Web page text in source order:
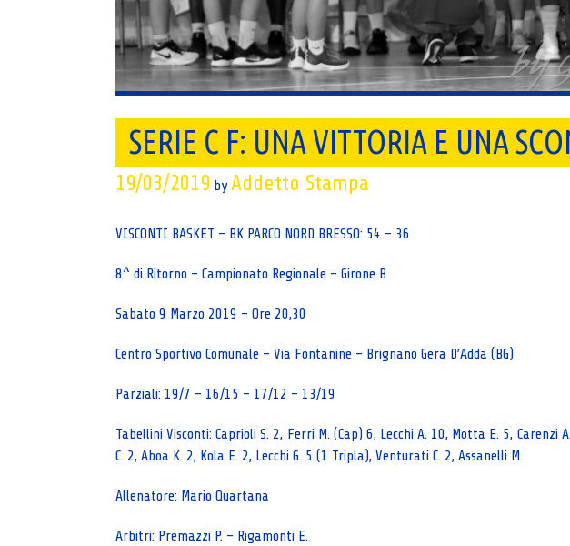
SERIE C F: UNA VITTORIA E UNA
19/03/2019 by Addetto Stampa
VISCONTI BASKET – BK PARCO NORD BRESSO: 54 – 36
8^ di Ritorno – Campionato Regionale – Girone B
Sabato 9 Marzo 2019 – Ore 20,30
Centro Sportivo Comunale – Via Fontanine – Brignano Gera D’Adda (BG)
Parziali: 19/7 – 16/15 – 17/12 – 13/19
Tabellini Visconti: Caprioli S. 2, Ferri M. (Cap) 6, Lecchi A. 10, Motta E. 5, Carenzi
C. 2, Aboa K. 2, Kola E. 2, Lecchi G. 5 (1 Tripla), Venturati C. 2, Assanelli M.
Allenatore: Mario Quartana
Arbitri: Premazzi P. – Rigamonti E.